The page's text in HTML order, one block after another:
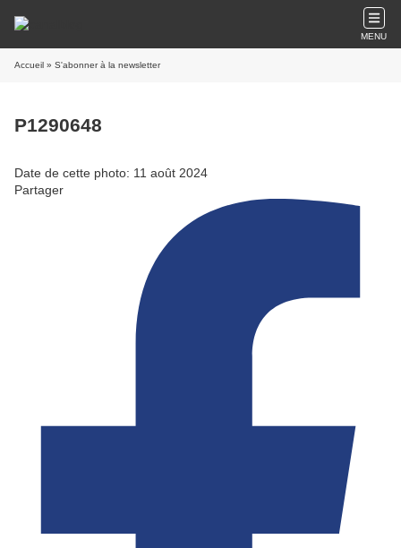
MENU
Accueil » S'abonner à la newsletter
P1290648
Date de cette photo: 11 août 2024
Partager